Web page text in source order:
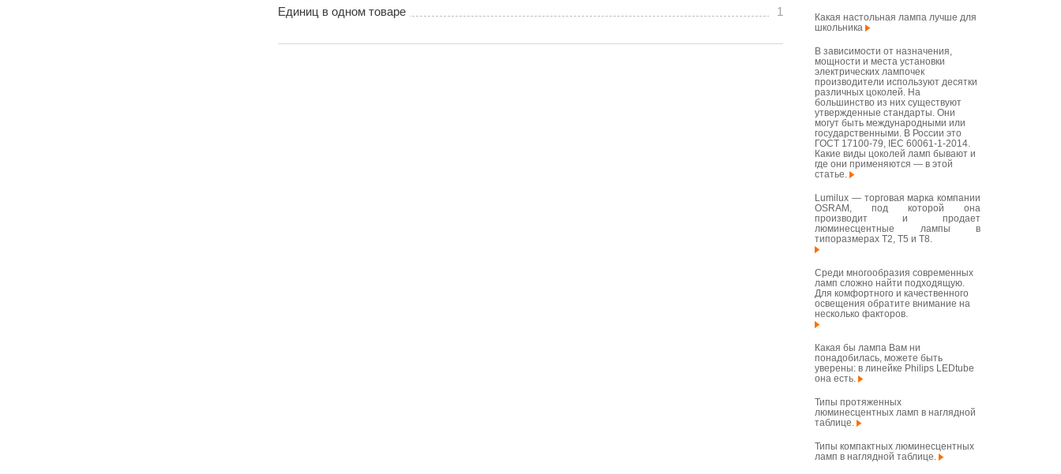
Единиц в одном товаре
1
Какая настольная лампа лучше для
школьника
В зависимости от назначения,
мощности и места установки
электрических лампочек
производители используют десятки
различных цоколей. На
большинство из них существуют
утвержденные стандарты. Они
могут быть международными или
государственными. В России это
ГОСТ 17100-79, IEC 60061-1-2014.
Какие виды цоколей ламп бывают и
где они применяются — в этой
статье.
Lumilux — торговая марка компании
OSRAM, под которой она
производит и продает
люминесцентные лампы в
типоразмерах T2, T5 и T8.
Среди многообразия современных
ламп сложно найти подходящую.
Для комфортного и качественного
освещения обратите внимание на
несколько факторов.
Какая бы лампа Вам ни
понадобилась, можете быть
уверены: в линейке Philips LEDtube
она есть.
Типы протяженных
люминесцентных ламп в наглядной
таблице.
Типы компактных люминесцентных
ламп в наглядной таблице.